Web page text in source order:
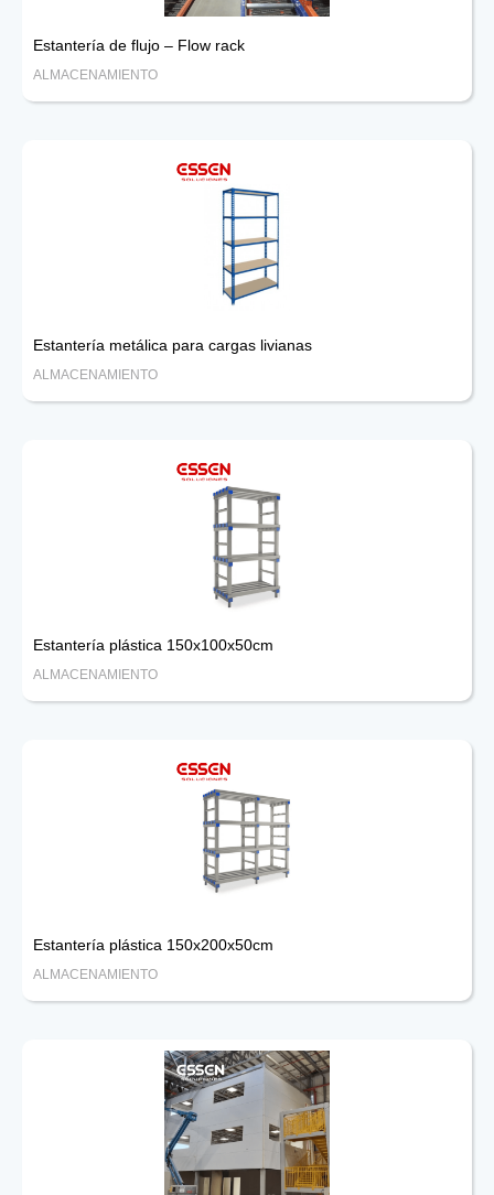
Estantería de flujo – Flow rack
ALMACENAMIENTO
Estantería metálica para cargas livianas
ALMACENAMIENTO
Estantería plástica 150x100x50cm
ALMACENAMIENTO
Estantería plástica 150x200x50cm
ALMACENAMIENTO